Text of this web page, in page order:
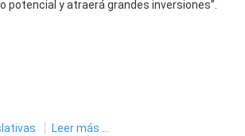
potencial y atraerá grandes inversiones”.
Leer más ...